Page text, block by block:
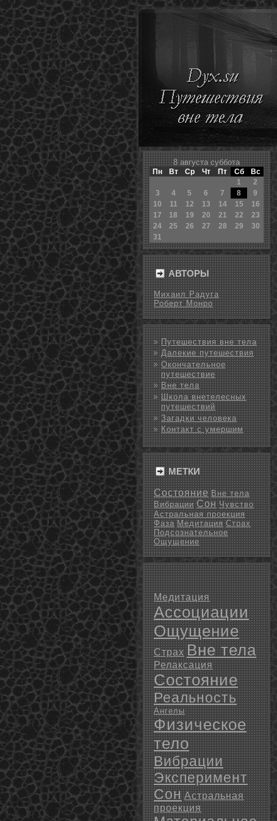
8 августа суббота
Пн Вт Ср Чт Пт Сб
Вс
1
2
3
4 5 6 7 8
9
10
11 12 13 14 15
16
17
18 19 20 21 22
23
24
25 26 27 28 29
30
31
АВТОРЫ
Михаил Радуга
Роберт Монро
Путешествия вне тела
Далекие путешествия
Окончательное
путешествие
Вне тела
Школа внетелесных
путешествий
Загадки человека
Контакт с умершим
МЕТКИ
Состояние Вне тела
Вибрации Сон Чувство
Астральная проекция
Фаза Медитация Страх
Подсознательное
Ощущение
Медитация
Ассоциации
Ощущение
Страх Вне тела
Релаксация
Состояние
Реальность
Ангелы
Физическое
тело
Вибрации
Эксперимент
Сон Астральная
проекция